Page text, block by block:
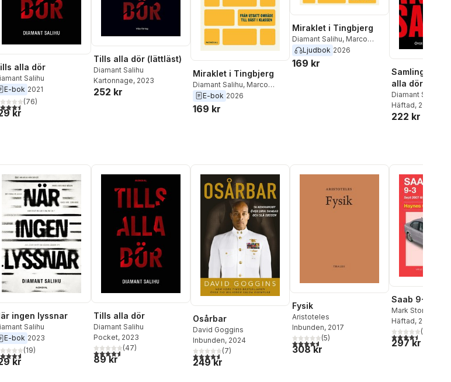
alla dör
Salihu
E-bok 2021
utav 5 stjärnor. Totalt antal röster:
(76)
kr
Tills alla dör (lättläst)
Diamant Salihu
Kartonnage, 2023
252 kr
Miraklet i Tingbjerg
Diamant Salihu, Marco
Damgaard
E-bok 2026
169 kr
Miraklet i Tingbjerg
Diamant Salihu, Marco
Damgaard
Ljudbok 2026
169 kr
alla dör / När
lyssnar
Diamant Salihu
Häftad, 2026
222 kr
ingen lyssnar
Salihu
E-bok 2023
utav 5 stjärnor. Totalt antal röster:
(19)
kr
Tills alla dör
Diamant Salihu
Pocket, 2023
4,6utav 5 stjärnor. Totalt antal röster:
(47)
89 kr
Osårbar
David Goggins
Inbunden, 2024
4,6utav 5 stjärnor. Totalt antal röster:
(7)
249 kr
Fysik
Aristoteles
Inbunden, 2017
4,6utav 5 stjärnor. Totalt antal röster:
(5)
308 kr
Saab 9-3 07 -
Mark Storey
Häftad, 2013
4,5utav 5(
297 kr